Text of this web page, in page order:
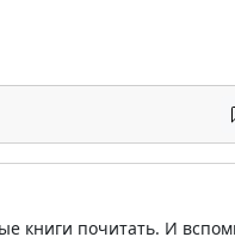
книги почитать. И